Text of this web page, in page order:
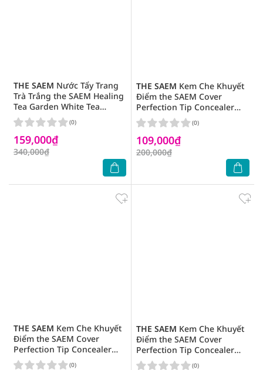
THE SAEM Nước Tẩy Trang
Trà Trắng the SAEM Healing
Tea Garden White Tea
Cleansing Water 500ml
159,000₫
340,000₫
(0)
THE SAEM Kem Che Khuyết
Điểm the SAEM Cover
Perfection Tip Concealer
6.5g .#0.5 Ice Beige
109,000₫
200,000₫
(0)
THE SAEM Kem Che Khuyết
Điểm the SAEM Cover
Perfection Tip Concealer
6.5g .#01 Clear Beige
(0)
THE SAEM Kem Che Khuyết
Điểm the SAEM Cover
Perfection Tip Concealer
6.5g .#1.5 Natural Beige
(0)